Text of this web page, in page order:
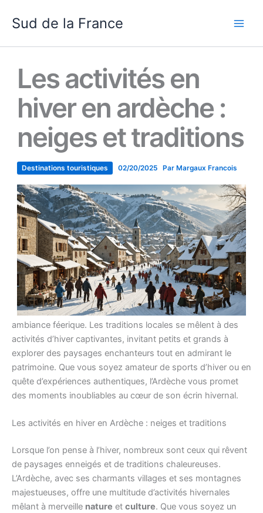
Sud de la France
Les activités en
hiver en ardèche :
neiges et traditions
Destinations touristiques 02/20/2025 Par Margaux Francois
L’hiver enArdècherevêt un charme tout particulier, où la
neigescintille sur les toits desvillagesen pierre, créant une
ambiance féerique. Les traditions locales se mêlent à des
activités d’hiver captivantes, invitant petits et grands à
explorer des paysages enchanteurs tout en admirant le
patrimoine. Que vous soyez amateur de sports d’hiver ou en
quête d’expériences authentiques, l’Ardèche vous promet
des moments inoubliables au cœur de son écrin hivernal.
Les activités en hiver en Ardèche : neiges et traditions
Lorsque l’on pense à l’hiver, nombreux sont ceux qui rêvent
de paysages enneigés et de traditions chaleureuses.
L’Ardèche, avec ses charmants villages et ses montagnes
majestueuses, offre une multitude d’activités hivernales
mêlant à merveille nature et culture. Que vous soyez un